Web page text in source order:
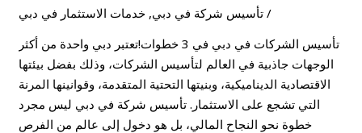
تأسيس شركة في دبي, خدمات الاستثمار في دبي
/
تأسيس الشركات في دبي في 3 خطوات!تعتبر دبي واحدة من أكثر
الوجهات جاذبية في العالم لتأسيس الشركات، وذلك بفضل بيئتها
الاقتصادية الديناميكية، وبنيتها التحتية المتقدمة، وقوانينها المرنة
التي تشجع على الاستثمار. تأسيس شركة في دبي ليس مجرد
خطوة نحو النجاح المالي، بل هو دخول إلى عالم من الفرص